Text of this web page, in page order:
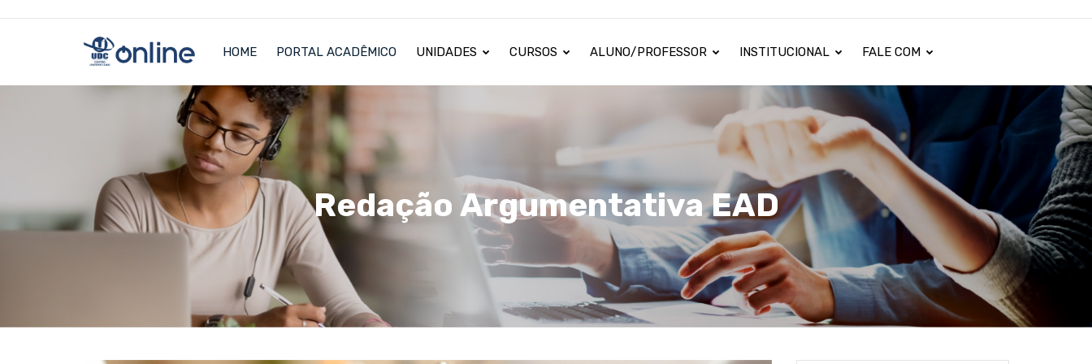
HOME PORTAL ACADÊMICO UNIDADES CURSOS ALUNO/PROFESSOR INSTITUCIONAL FALE COM
Redação Argumentativa EAD